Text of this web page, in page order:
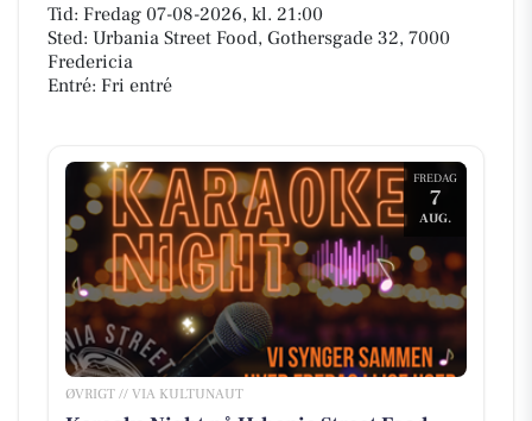
Tid: Fredag 07-08-2026, kl. 21:00
Sted: Urbania Street Food, Gothersgade 32, 7000
Fredericia
Entré: Fri entré
FREDAG
7
AUG.
ØVRIGT // VIA KULTUNAUT